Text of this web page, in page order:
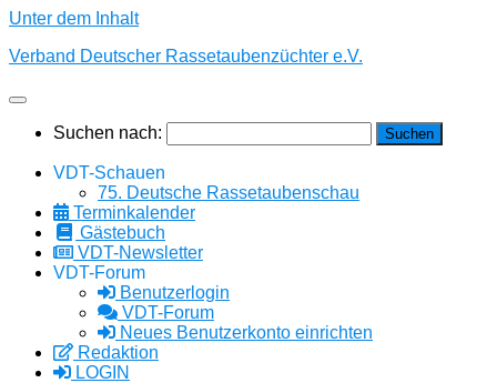
Unter dem Inhalt
Verband Deutscher Rassetaubenzüchter e.V.
Suchen nach:
VDT-Schauen
75. Deutsche Rassetaubenschau
Terminkalender
Gästebuch
VDT-Newsletter
VDT-Forum
Benutzerlogin
VDT-Forum
Neues Benutzerkonto einrichten
Redaktion
LOGIN